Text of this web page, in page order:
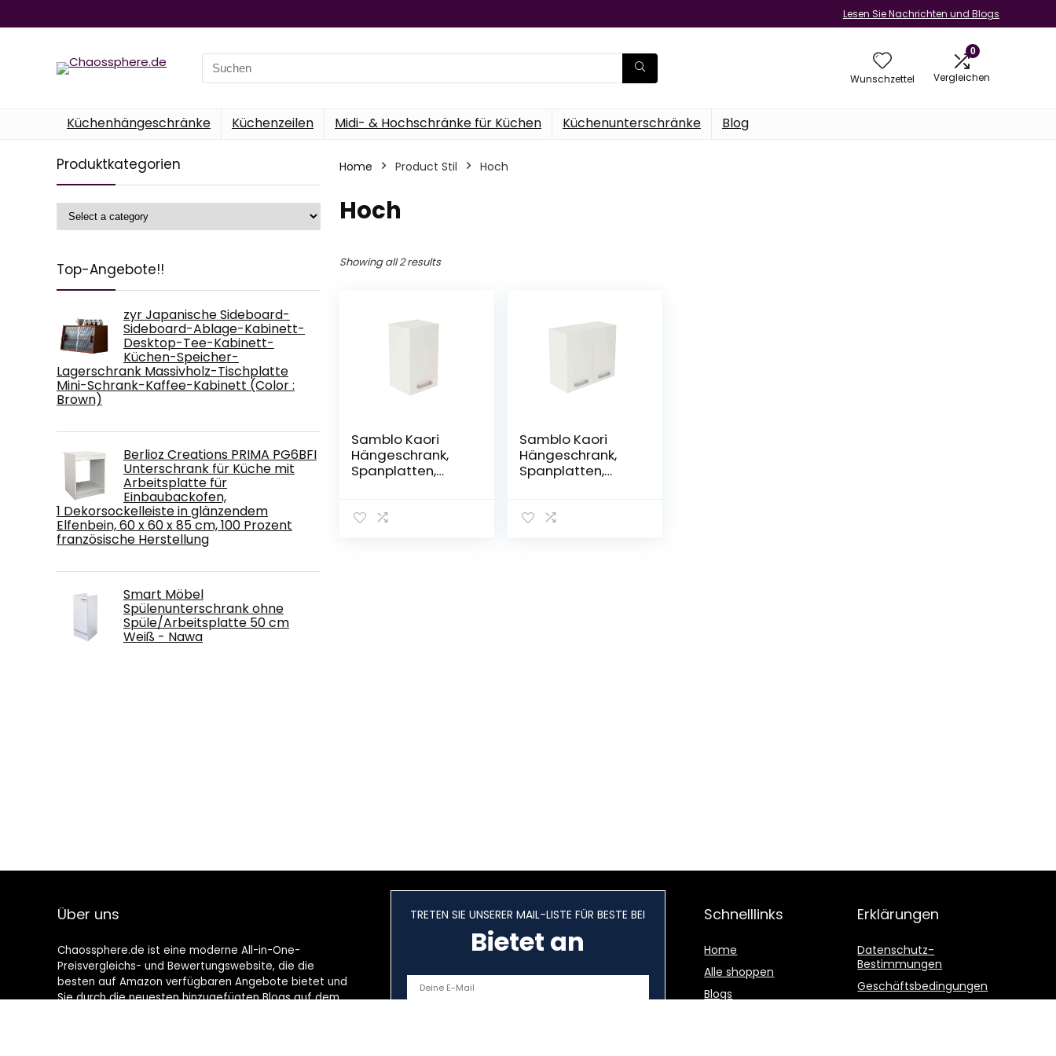
Lesen Sie Nachrichten und Blogs
Search
for:
Wunschzettel
0
Vergleichen
Küchenhängeschränke Küchenzeilen Midi- & Hochschränke für Küchen Küchenunterschränke Blog
Produktkategorien
Top-Angebote!!
zyr Japanische Sideboard-
Sideboard-Ablage-Kabinett-
Desktop-Tee-Kabinett-
Küchen-Speicher-
Lagerschrank Massivholz-Tischplatte
Mini-Schrank-Kaffee-Kabinett (Color :
Brown)
Berlioz Creations PRIMA PG6BFI
Unterschrank für Küche mit
Arbeitsplatte für
Einbaubackofen,
1 Dekorsockelleiste in glänzendem
Elfenbein, 60 x 60 x 85 cm, 100 Prozent
französische Herstellung
Smart Möbel
Spülenunterschrank ohne
Spüle/Arbeitsplatte 50 cm
Weiß - Nawa
Home Product Stil ‎Hoch
‎Hoch
Showing all 2 results
Samblo Kaori
Hängeschrank,
Spanplatten,
Samblo Kaori
Hängeschrank,
Spanplatten,
Über uns
Chaossphere.de ist eine moderne All-in-One-
Preisvergleichs- und Bewertungswebsite, die die
besten auf Amazon verfügbaren Angebote bietet und
Sie durch die neuesten hinzugefügten Blogs auf dem
TRETEN SIE UNSERER MAIL-LISTE FÜR BESTE BEI
Bietet an
Schnelllinks
Home
Alle shoppen
Blogs
Erklärungen
Datenschutz-
Bestimmungen
Geschäftsbedingungen